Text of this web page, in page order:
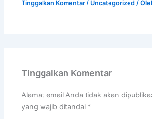
Tinggalkan Komentar / Uncategorized /
Tinggalkan Komentar
Alamat email Anda tidak akan
yang wajib ditandai *